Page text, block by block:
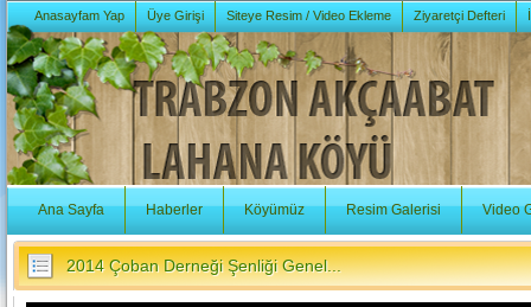
Anasayfam Yap Üye Girişi Siteye Resim / Video Ekleme Ziyaretçi Defteri
Ana Sayfa Haberler Köyümüz Resim Galerisi Video
2014 Çoban Derneği Şenliği Genel...